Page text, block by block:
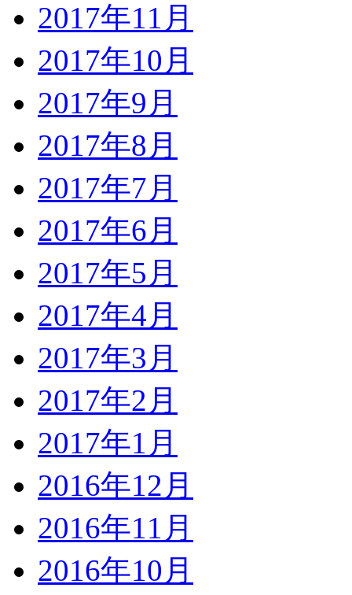
2017年11月
2017年10月
2017年9月
2017年8月
2017年7月
2017年6月
2017年5月
2017年4月
2017年3月
2017年2月
2017年1月
2016年12月
2016年11月
2016年10月